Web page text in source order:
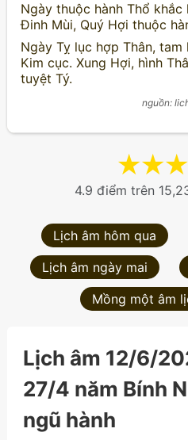
Ngày thuộc hành Thổ
Đinh Mùi, Quý Hợi thuộc
Ngày Tỵ lục hợp Thân,
Kim cục. Xung Hợi, hình
tuyệt Tý.
nguồn:
★
★
★
4.9 điểm trên
Lịch âm hôm qua
Lịch âm ngày mai
Mồng một âm
Lịch âm 12/6/
27/4 năm Bính
ngũ hành